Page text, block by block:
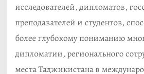
исследователей, дипломатов,
преподавателей и студентов,
более глубокому пониманию
дипломатии, регионального
места Таджикистана в